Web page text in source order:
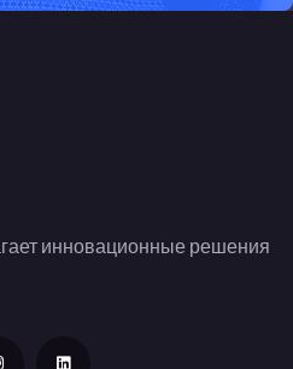
инновационные решения